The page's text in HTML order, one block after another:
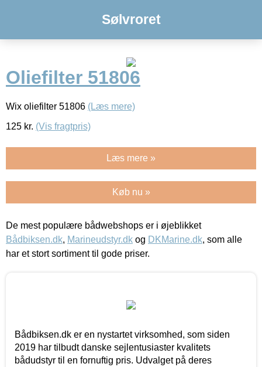
Sølvroret
Oliefilter 51806
Wix oliefilter 51806 (Læs mere)
125 kr. (Vis fragtpris)
Læs mere »
Køb nu »
De mest populære bådwebshops er i øjeblikket
Bådbiksen.dk, Marineudstyr.dk og DKMarine.dk, som alle
har et stort sortiment til gode priser.
Bådbiksen.dk er en nystartet virksomhed, som siden
2019 har tilbudt danske sejlentusiaster kvalitets
bådudstyr til en fornuftig pris. Udvalget på deres